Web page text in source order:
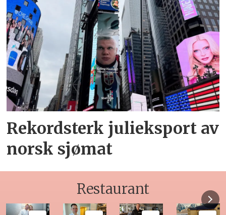
Rekordsterk julieksport av
norsk sjømat
Restaurant